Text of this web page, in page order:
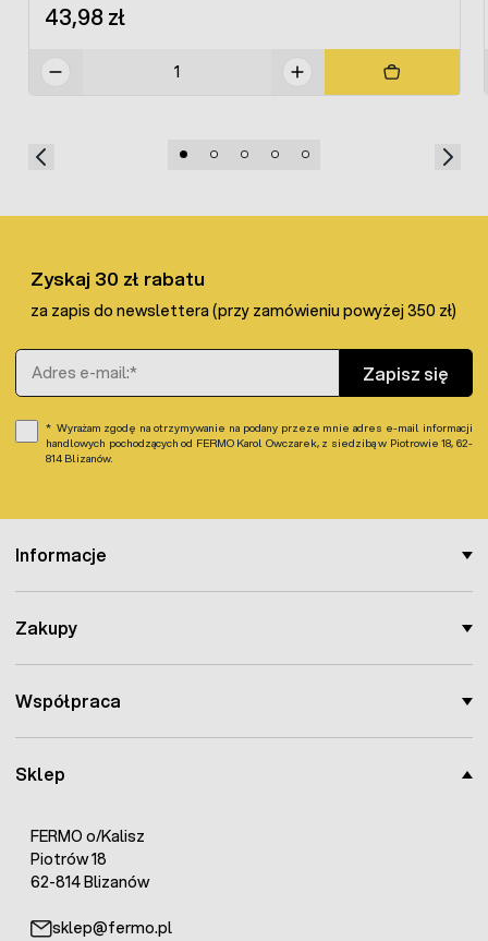
43,98 zł
Sklep
FERMO o/Kalisz
Piotrów 18
62-814 Blizanów
sklep@fermo.pl
Informacje
Zakupy
Współpraca
Zyskaj 30 zł rabatu
za zapis do newslettera (przy zamówieniu powyżej 350 zł)
Adres e-mail
Zapisz się
Wyrażam zgodę na otrzymywanie na podany przeze mnie adres e-mail informacji
handlowych pochodzących od FERMO Karol Owczarek, z siedzibą w Piotrowie 18, 62-
814 Blizanów.